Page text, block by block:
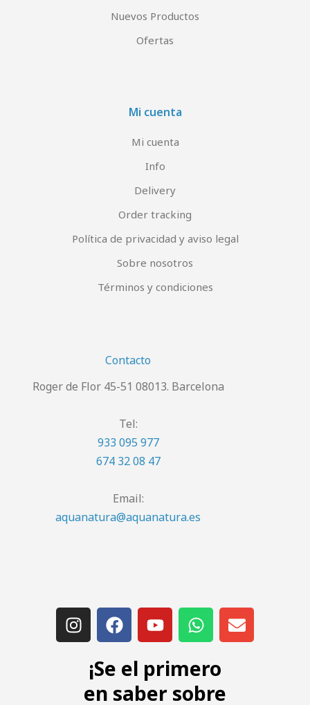
Nuevos Productos
Ofertas
Mi cuenta
Mi cuenta
Info
Delivery
Order tracking
Política de privacidad y aviso legal
Sobre nosotros
Términos y condiciones
Contacto
Roger de Flor 45-51 08013. Barcelona
Tel:
933 095 977
674 32 08 47
Email:
aquanatura@aquanatura.es
¡Se el primero
en saber sobre